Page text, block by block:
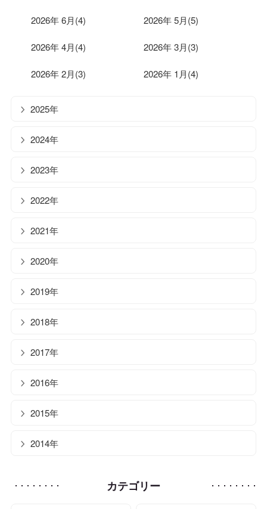
2026年 6月(4) 2026年 5月(5)
2026年 4月(4) 2026年 3月(3)
2026年 2月(3) 2026年 1月(4)
2025年
2024年
2023年
2022年
2021年
2020年
2019年
2018年
2017年
2016年
2015年
2014年
カテゴリー